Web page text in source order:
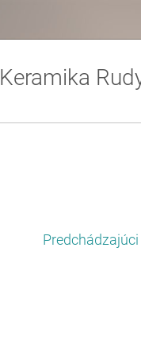
Keramika
Predchádzajúci